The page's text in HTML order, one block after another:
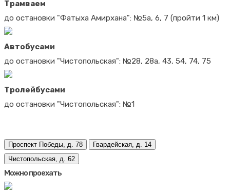
Трамваем
до остановки "Фатыха Амирхана": №5а, 6, 7 (пройти 1 км)
Автобусами
до остановки "Чистопольская": №28, 28а, 43, 54, 74, 75
Тролейбусами
до остановки "Чистопольская": №1
Проспект Победы, д. 78
Гвардейская, д. 14
Чистопольская, д. 62
Можно проехать